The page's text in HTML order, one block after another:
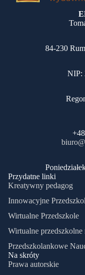
84-230
NIP:
Przydatne linki
Kreatywny pedagog
Innowacyjne
Wirtualne Przedszkole
Wirtualne przedszkolne
Przedszkolankowe
Na skróty
Prawa autorskie